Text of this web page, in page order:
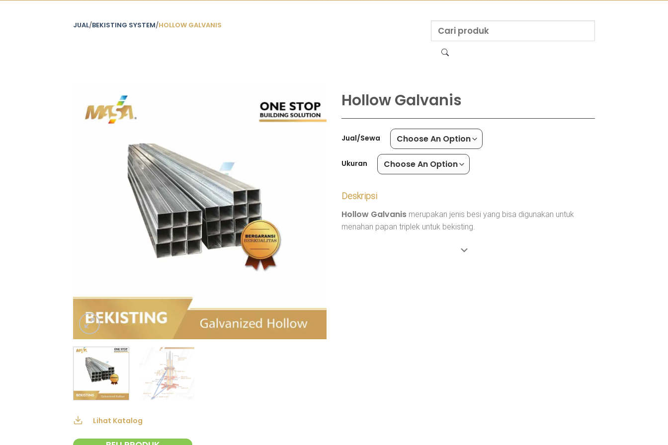
JUAL/BEKISTING SYSTEM/HOLLOW GALVANIS
Hollow Galvanis
Jual/Sewa
Ukuran
Deskripsi
Hollow Galvanis merupakan jenis besi yang bisa digunakan untuk
menahan papan triplek untuk bekisting.
Lihat Katalog